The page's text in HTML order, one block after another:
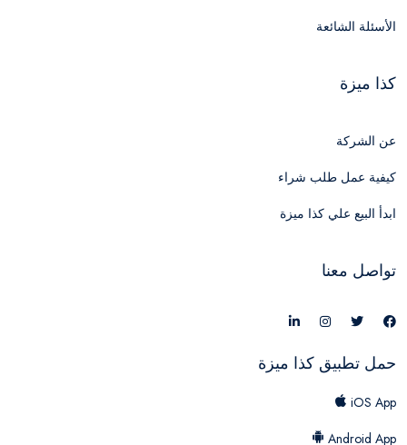
الأسئلة الشائعة
كذا ميزة
عن الشركة
كيفية عمل طلب شراء
ابدأ البيع علي كذا ميزة
تواصل معنا
حمل تطبيق كذا ميزة
iOS App
Android App